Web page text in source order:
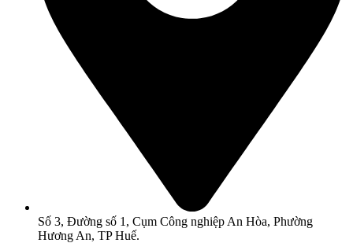
Số 3, Đường số 1, Cụm Công nghiệp An Hòa, Phường
Hương An, TP Huế.